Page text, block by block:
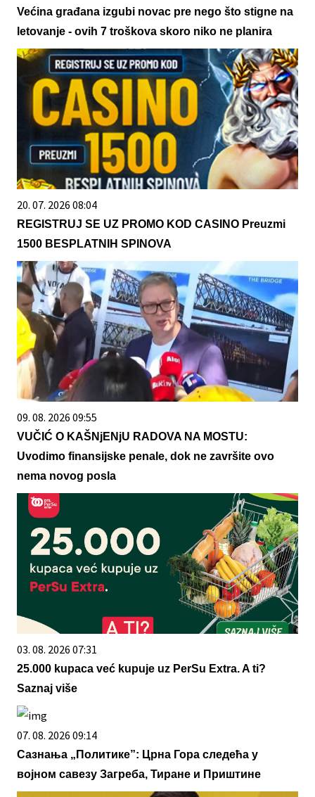
Većina građana izgubi novac pre nego što stigne na
letovanje - ovih 7 troškova skoro niko ne planira
20. 07. 2026 08:04
REGISTRUJ SE UZ PROMO KOD CASINO Preuzmi
1500 BESPLATNIH SPINOVA
09. 08. 2026 09:55
VUČIĆ O KAŠNjENjU RADOVA NA MOSTU:
Uvodimo finansijske penale, dok ne završite ovo
nema novog posla
03. 08. 2026 07:31
25.000 kupaca već kupuje uz PerSu Extra. A ti?
Saznaj više
07. 08. 2026 09:14
Сазнања „Политике”: Црна Гора следећа у
војном савезу Загреба, Тиране и Приштине